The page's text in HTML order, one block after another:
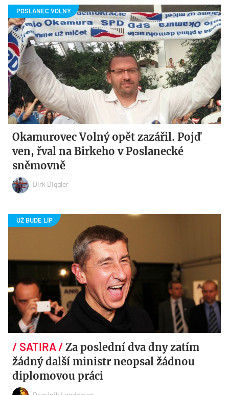
Okamurovec Volný opět zazářil. Pojď
ven, řval na Birkeho v Poslanecké
sněmovně
Dirk Diggler
Za poslední dva dny zatím
žádný další ministr neopsal žádnou
diplomovou práci